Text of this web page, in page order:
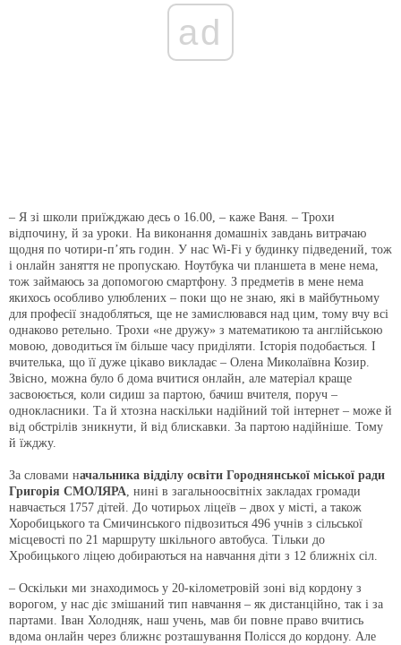
ad
– Я зі школи приїжджаю десь о 16.00, – каже Ваня. – Трохи
відпочину, й за уроки. На виконання домашніх завдань витрачаю
щодня по чотири-п’ять годин. У нас Wi-Fi у будинку підведений, тож
і онлайн заняття не пропускаю. Ноутбука чи планшета в мене нема,
тож займаюсь за допомогою смартфону. З предметів в мене нема
якихось особливо улюблених – поки що не знаю, які в майбутньому
для професії знадобляться, ще не замислювався над цим, тому вчу всі
однаково ретельно. Трохи «не дружу» з математикою та англійською
мовою, доводиться їм більше часу приділяти. Історія подобається. І
вчителька, що її дуже цікаво викладає – Олена Миколаївна Козир.
Звісно, можна було б дома вчитися онлайн, але матеріал краще
засвоюється, коли сидиш за партою, бачиш вчителя, поруч –
однокласники. Та й хтозна наскільки надійний той інтернет – може й
від обстрілів зникнути, й від блискавки. За партою надійніше. Тому
й їжджу.
За словами начальника відділу освіти Городнянської міської ради
Григорія СМОЛЯРА, нині в загальноосвітніх закладах громади
навчається 1757 дітей. До чотирьох ліцеїв – двох у місті, а також
Хоробицького та Смичинського підвозиться 496 учнів з сільської
місцевості по 21 маршруту шкільного автобуса. Тільки до
Хробицького ліцею добираються на навчання діти з 12 ближніх сіл.
– Оскільки ми знаходимось у 20-кілометровій зоні від кордону з
ворогом, у нас діє змішаний тип навчання – як дистанційно, так і за
партами. Іван Холодняк, наш учень, мав би повне право вчитись
вдома онлайн через ближнє розташування Полісся до кордону. Але